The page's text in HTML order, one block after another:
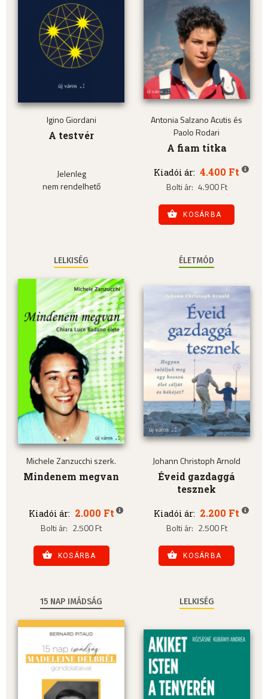
Igino Giordani
A testvér
Jelenleg
nem rendelhető
Antonia Salzano Acutis és
Paolo Rodari
A fiam titka
Kiadói ár: 4.400 Ft
Bolti ár: 4.900 Ft
KOSÁRBA
LELKISÉG
Michele Zanzucchi szerk.
Mindenem megvan
Kiadói ár: 2.000 Ft
Bolti ár: 2.500 Ft
KOSÁRBA
ÉLETMÓD
Johann Christoph Arnold
Éveid gazdaggá
tesznek
Kiadói ár: 2.200 Ft
Bolti ár: 2.500 Ft
KOSÁRBA
15 NAP IMÁDSÁG LELKISÉG